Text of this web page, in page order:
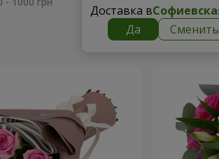
Доставка в
Да
Сменить